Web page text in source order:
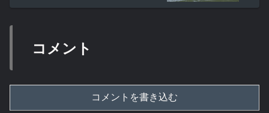
コメント
コメントを書き込む